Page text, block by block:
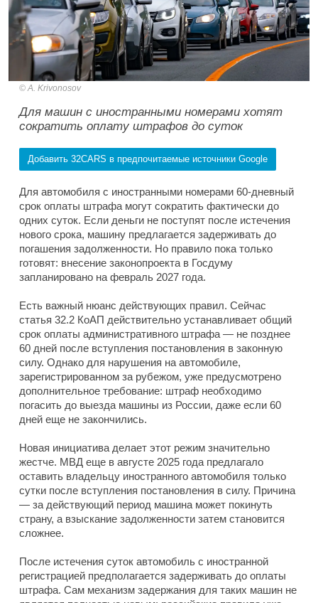
A. Krivonosov
Для машин с иностранными номерами хотят
сократить оплату штрафов до суток
Добавить 32CARS в предпочитаемые источники Google
Для автомобиля с иностранными номерами 60-дневный
срок оплаты штрафа могут сократить фактически до
одних суток. Если деньги не поступят после истечения
нового срока, машину предлагается задерживать до
погашения задолженности. Но правило пока только
готовят: внесение законопроекта в Госдуму
запланировано на февраль 2027 года.
Есть важный нюанс действующих правил. Сейчас
статья 32.2 КоАП действительно устанавливает общий
срок оплаты административного штрафа — не позднее
60 дней после вступления постановления в законную
силу. Однако для нарушения на автомобиле,
зарегистрированном за рубежом, уже предусмотрено
дополнительное требование: штраф необходимо
погасить до выезда машины из России, даже если 60
дней еще не закончились.
Новая инициатива делает этот режим значительно
жестче. МВД еще в августе 2025 года предлагало
оставить владельцу иностранного автомобиля только
сутки после вступления постановления в силу. Причина
— за действующий период машина может покинуть
страну, а взыскание задолженности затем становится
сложнее.
После истечения суток автомобиль с иностранной
регистрацией предполагается задерживать до оплаты
штрафа. Сам механизм задержания для таких машин не